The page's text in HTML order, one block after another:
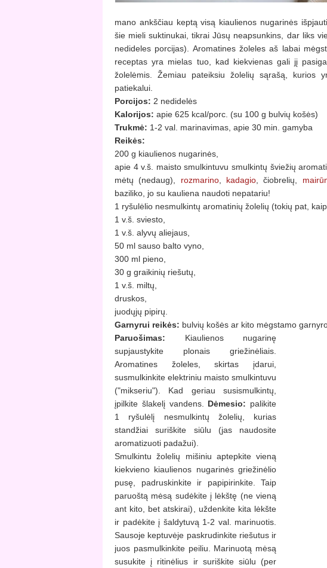
mano ankščiau keptą visą kiaulienos nugarinės
šie mieli suktinukai, tikrai Jūsų neapsunkins, dar liks
nedideles porcijas). Aromatines žoleles aš labai
receptas yra mielas tuo, kad kiekvienas gali jį
žolelėmis. Žemiau pateiksiu žolelių sąrašą, kurios
patiekalui.
Porcijos: 2 nedidelės
Kalorijos: apie 625 kcal/porc. (su 100 g bulvių košės)
Trukmė: 1-2 val. marinavimas, apie 30 min. gamyba
Reikės:
200 g kiaulienos nugarinės,
apie 4 v.š. maisto smulkintuvu smulkintų šviežių
mėtų (nedaug), rozmarino, kadagio, čiobrelių,
baziliko, jo su kauliena naudoti nepatariu!
1 ryšulėlio nesmulkintų aromatinių žolelių (tokių pat,
1 v.š. sviesto,
1 v.š. alyvų aliejaus,
50 ml sauso balto vyno,
300 ml pieno,
30 g graikinių riešutų,
1 v.š. miltų,
druskos,
juodųjų pipirų.
Garnyrui reikės: bulvių košės ar kito mėgstamo
Paruošimas: Kiaulienos nugarinę
supjaustykite plonais griežinėliais.
Aromatines žoleles, skirtas įdarui,
susmulkinkite elektriniu maisto smulkintuvu
("mikseriu"). Kad geriau susismulkintų,
įpilkite šlakelį vandens. Dėmesio: palikite
1 ryšulėlį nesmulkintų žolelių, kurias
standžiai suriškite siūlu (jas naudosite
aromatizuoti padažui).
Smulkintu žolelių mišiniu aptepkite vieną
kiekvieno kiaulienos nugarinės griežinėlio
pusę, padruskinkite ir papipirinkite. Taip
paruoštą mėsą sudėkite į lėkštę (ne vieną
ant kito, bet atskirai), uždenkite kita lėkšte
ir padėkite į šaldytuvą 1-2 val. marinuotis.
Sausoje keptuvėje paskrudinkite riešutus ir
juos pasmulkinkite peiliu. Marinuotą mėsą
susukite į ritinėlius ir suriškite siūlu (per